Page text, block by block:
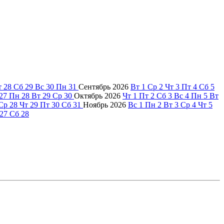
28 Сб 29 Вс 30 Пн 31 Сентябрь 2026 Вт 1 Ср 2 Чт 3 Пт 4 Сб 5
27 Пн 28 Вт 29 Ср 30 Октябрь 2026 Чт 1 Пт 2 Сб 3 Вс 4 Пн 5 Вт
28 Чт 29 Пт 30 Сб 31 Ноябрь 2026 Вс 1 Пн 2 Вт 3 Ср 4 Чт 5
27 Сб 28